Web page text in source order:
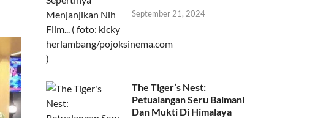
September 21, 2024
The Tiger’s Nest:
Petualangan Seru Balmani
Dan Mukti Di Himalaya